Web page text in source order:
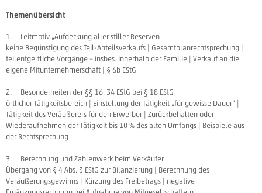
Themenübersicht
1. Leitmotiv „Aufdeckung aller stiller Reserven
keine Begünstigung des Teil-Anteilsverkaufs | Gesamtplanrechtsprechung |
teilentgeltliche Vorgänge – insbes. innerhalb der Familie | Verkauf an die
eigene Mitunternehmerschaft | § 6b EStG
2. Besonderheiten der §§ 16, 34 EStG bei § 18 EStG
örtlicher Tätigkeitsbereich | Einstellung der Tätigkeit „für gewisse Dauer“ |
Tätigkeit des Veräußerers für den Erwerber | Zurückbehalten oder
Wiederaufnehmen der Tätigkeit bis 10 % des alten Umfangs | Beispiele aus
der Rechtsprechung
3. Berechnung und Zahlenwerk beim Verkäufer
Übergang von § 4 Abs. 3 EStG zur Bilanzierung | Berechnung des
Veräußerungsgewinns | Kürzung des Freibetrags | negative